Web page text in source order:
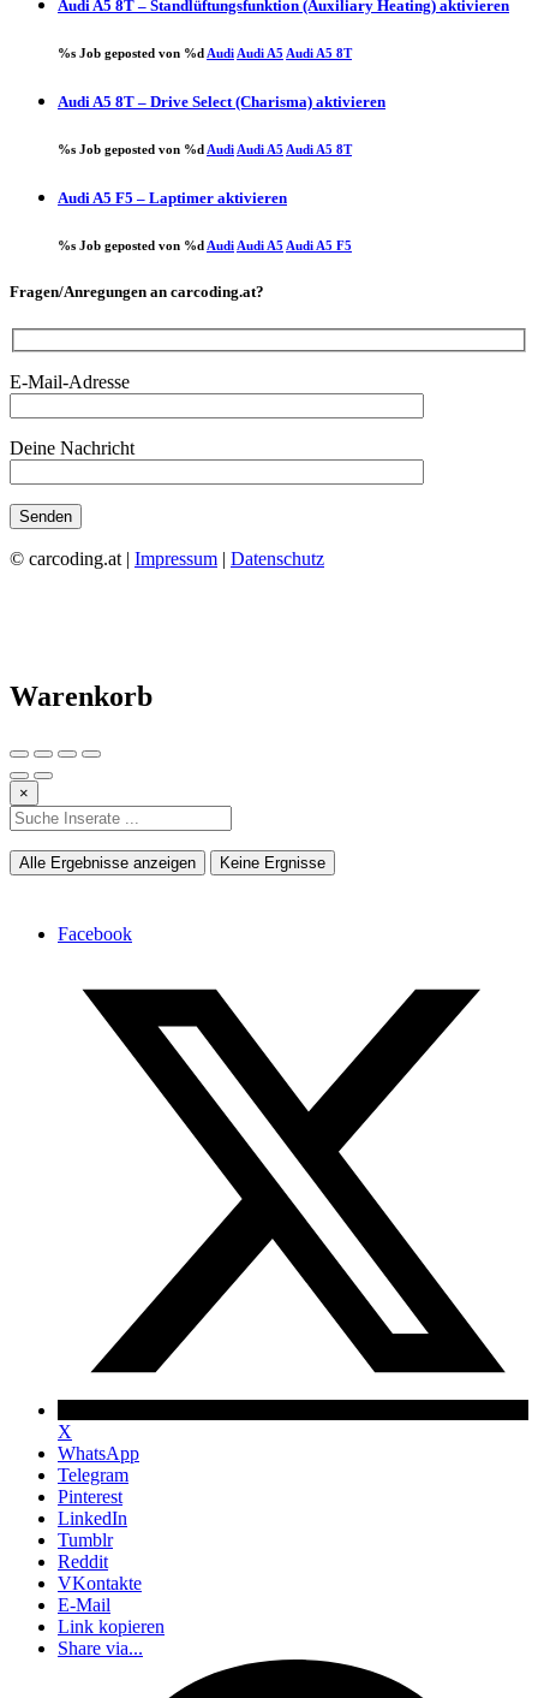
Audi A5 8T – Standlüftungsfunktion (Auxiliary Heating) aktivieren
%s Job geposted von %d Audi Audi A5 Audi A5 8T
Audi A5 8T – Drive Select (Charisma) aktivieren
%s Job geposted von %d Audi Audi A5 Audi A5 8T
Audi A5 F5 – Laptimer aktivieren
%s Job geposted von %d Audi Audi A5 Audi A5 F5
Fragen/Anregungen an carcoding.at?
E-Mail-Adresse
Deine Nachricht
© carcoding.at | Impressum | Datenschutz
Warenkorb
×
Alle Ergebnisse anzeigen Keine Ergnisse
Facebook
X
WhatsApp
Telegram
Pinterest
LinkedIn
Tumblr
Reddit
VKontakte
E-Mail
Link kopieren
Share via...